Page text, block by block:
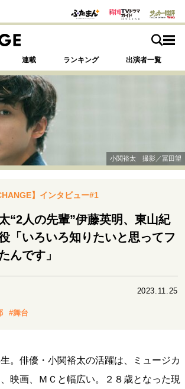
連載 ランキング 出演者一覧
テーマで探す
い 決断の裏側
人生が動いた日 10代の挫折と原点
の描き方
変革の原動力
次世代へのバトン
小関裕太 撮影／冨田望
】インタビュー#1
“2人の先輩”伊藤英明、東山紀
「いろいろ知りたいと思ってフ
んです」
2023.11.25
#舞台
。俳優・小関裕太の活躍は、ミュージカ
映画、ＭＣと幅広い。２８歳となった現